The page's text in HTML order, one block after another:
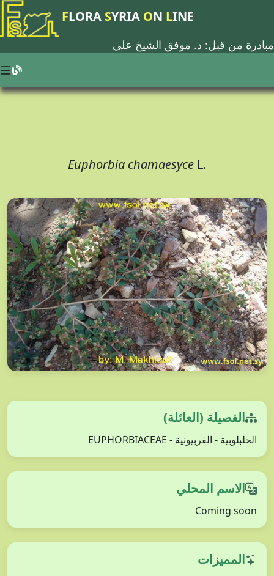
FLORA SYRIA ON LINE
مبادرة من قبل: د. موفق الشيخ علي
Euphorbia chamaesyce L.
الفصيلة (العائلة)
الحلبلوبية - القربيونية - EUPHORBIACEAE
الاسم المحلي
Coming soon
المميزات